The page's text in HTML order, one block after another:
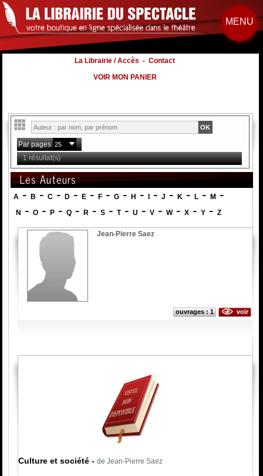
MENU
La Librairie / Accès -Contact
VOIR MON PANIER
Par pages
1 résultat(s)
Les Auteurs
A - B - C- D- E- F- G- H - - J - K - L- M-
N -O -P -Q -R -S -T-U -V -W-X -Y -Z
Jean-Pierre Saez
voir
ouvrages : 1
Culture et société -deJean-Pierre Saez